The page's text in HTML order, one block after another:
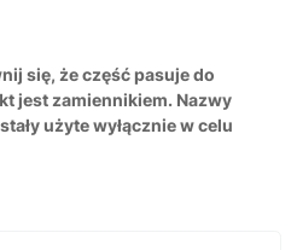
się, że część pasuje do
jest zamiennikiem. Nazwy
użyte wyłącznie w celu